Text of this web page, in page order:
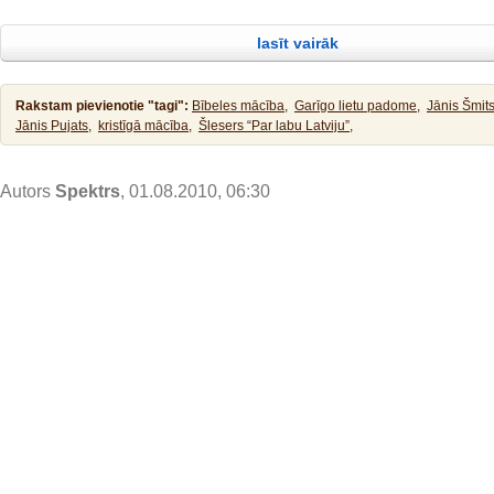
Jēzus atbildēdams sacīja viņam: Lai tas tā notiek! Tā taču mums
taisnību! Tad viņš to pieļāva. Pēc kristības Jēzus tūliņ izkāpa no ūdens,
lasīt vairāk
Rakstam pievienotie "tagi": Bībeles mācība, Garīgo lietu padome, Jānis
Jānis Pujats, kristīgā mācība, Šlesers “Par labu Latviju”,
Autors Spektrs, 01.08.2010, 06:30